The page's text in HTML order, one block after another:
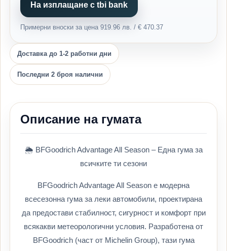
На изплащане с tbi bank
Примерни вноски за цена 919.96 лв. / € 470.37
Доставка до 1-2 работни дни
Последни 2 броя налични
Описание на гумата
🌦️ BFGoodrich Advantage All Season – Една гума за
всичките ти сезони
BFGoodrich Advantage All Season е модерна
всесезонна гума за леки автомобили, проектирана
да предостави стабилност, сигурност и комфорт при
всякакви метеорологични условия. Разработена от
BFGoodrich (част от Michelin Group), тази гума